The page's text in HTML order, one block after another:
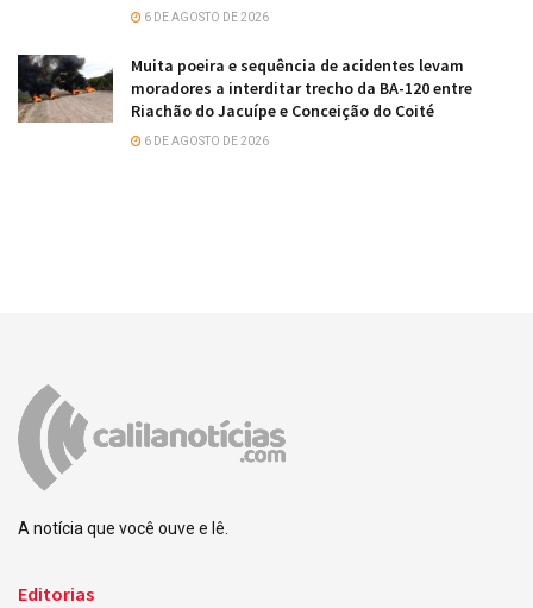
6 DE AGOSTO DE 2026
Muita poeira e sequência de acidentes levam
moradores a interditar trecho da BA-120 entre
Riachão do Jacuípe e Conceição do Coité
6 DE AGOSTO DE 2026
A notícia que você ouve e lê.
Editorias